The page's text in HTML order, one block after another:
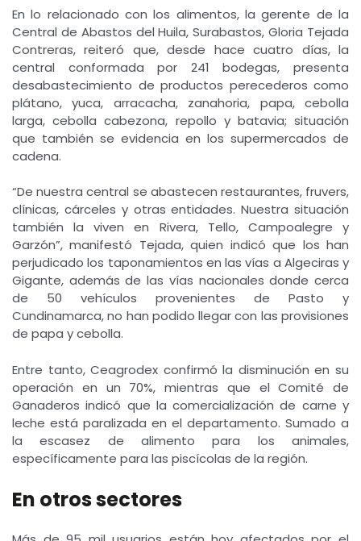
En lo relacionado con los alimentos, la gerente de la
Central de Abastos del Huila, Surabastos, Gloria Tejada
Contreras, reiteró que, desde hace cuatro días, la
central conformada por 241 bodegas, presenta
desabastecimiento de productos perecederos como
plátano, yuca, arracacha, zanahoria, papa, cebolla
larga, cebolla cabezona, repollo y batavia; situación
que también se evidencia en los supermercados de
cadena.
“De nuestra central se abastecen restaurantes, fruvers,
clínicas, cárceles y otras entidades. Nuestra situación
también la viven en Rivera, Tello, Campoalegre y
Garzón”, manifestó Tejada, quien indicó que los han
perjudicado los taponamientos en las vías a Algeciras y
Gigante, además de las vías nacionales donde cerca
de 50 vehículos provenientes de Pasto y
Cundinamarca, no han podido llegar con las provisiones
de papa y cebolla.
Entre tanto, Ceagrodex confirmó la disminución en su
operación en un 70%, mientras que el Comité de
Ganaderos indicó que la comercialización de carne y
leche está paralizada en el departamento. Sumado a
la escasez de alimento para los animales,
específicamente para las piscícolas de la región.
En otros sectores